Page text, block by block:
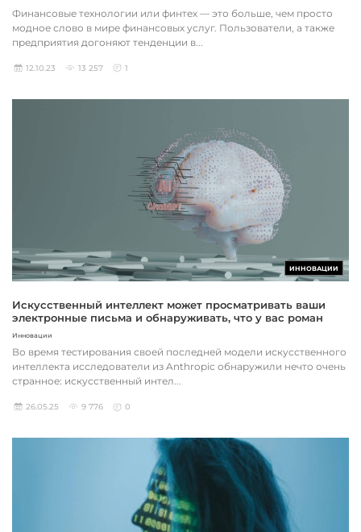
Финансовые технологии или финтех — это больше, чем просто
модное слово в мире финансовых услуг. Пользователи, а также
предприятия догоняют тенденции в...
12.10.23 13 257 1
ИННОВАЦИИ
Искусственный интеллект может просматривать ваши
электронные письма и обнаруживать, что у вас роман
Инновации
Во время тестирования своей последней модели искусственного
интеллекта исследователи из Anthropic обнаружили нечто очень
странное: искусственный интел...
26.05.25 9 776 0